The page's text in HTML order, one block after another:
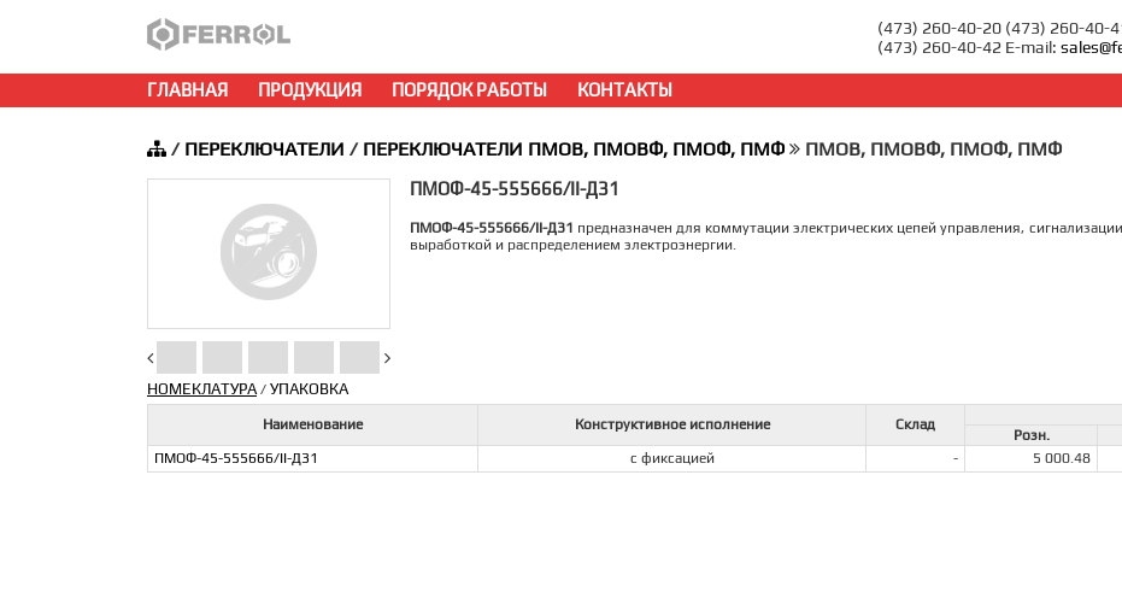
(473) 260-40-20 (473) 260-40-
(473) 260-40-42 E-mail:
ГЛАВНАЯ ПРОДУКЦИЯ ПОРЯДОК РАБОТЫ КОНТАКТЫ
/ ПЕРЕКЛЮЧАТЕЛИ / ПЕРЕКЛЮЧАТЕЛИ ПМОВ, ПМОВФ, ПМОФ, ПМФ ПМОВ, ПМОВФ, ПМОФ, ПМФ
ПМОФ-45-555666/II-Д31
ПМОФ-45-555666/II-Д31 предназначен для коммутации электрических цепей управления,
выработкой и распределением электроэнергии.
НОМЕКЛАТУРА/ УПАКОВКА
Наименование Конструктивное исполнение Склад
Розн.
ПМОФ-45-555666/II-Д31
с фиксацией - 5 000.48